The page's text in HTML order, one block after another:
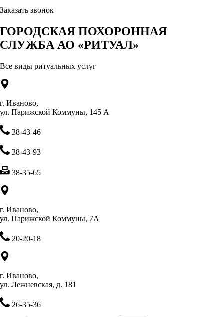
Заказать звонок
ГОРОДСКАЯ ПОХОРОННАЯ
СЛУЖБА АО «РИТУАЛ»
Все виды ритуальных услуг
г. Иваново,
ул. Парижской Коммуны, 145 А
38-43-46
38-43-93
38-35-65
г. Иваново,
ул. Парижской Коммуны, 7А
20-20-18
г. Иваново,
ул. Лежневская, д. 181
26-35-36